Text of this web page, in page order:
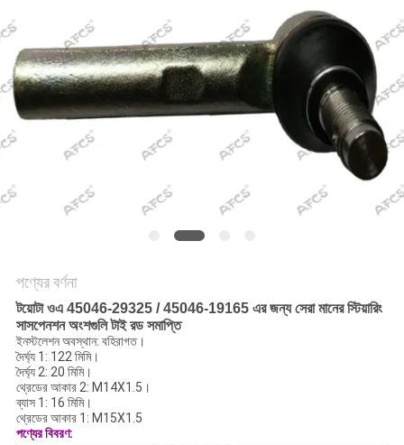
একটি
উদ্ধৃতি
অনুরোধ
করুন
সাইট
গোপনীয়তা
নীতি
পণ্যের বর্ণনা
টয়োটা ওএ 45046-29325 / 45046-19165 এর জন্য সেরা মানের স্টিয়ারিং
সাসপেনশন অংশগুলি টাই রড সমাপ্তি
ইনস্টলেশন অবস্থান: বহিরাগত।
দৈর্ঘ্য 1: 122 মিমি।
দৈর্ঘ্য 2: 20 মিমি।
থ্রেডের আকার 2: M14X1.5।
ব্যাস 1: 16 মিমি।
থ্রেডের আকার 1: M15X1.5
পণ্যের বিবরণ: